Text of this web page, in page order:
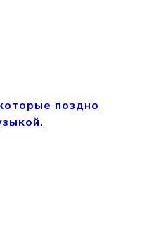
поздно